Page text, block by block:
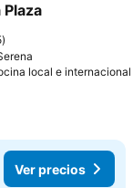
local e internacional
Ver precios